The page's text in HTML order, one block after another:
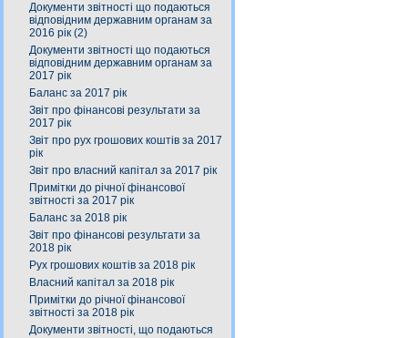
Документи звітності що подаються
відповідним державним органам за
2016 рік (2)
Документи звітності що подаються
відповідним державним органам за
2017 рік
Баланс за 2017 рік
Звіт про фінансові результати за
2017 рік
Звіт про рух грошових коштів за 2017
рік
Звіт про власний капітал за 2017 рік
Примітки до річної фінансової
звітності за 2017 рік
Баланс за 2018 рік
Звіт про фінансові результати за
2018 рік
Рух грошових коштів за 2018 рік
Власний капітал за 2018 рік
Примітки до річної фінансової
звітності за 2018 рік
Документи звітності, що подаються